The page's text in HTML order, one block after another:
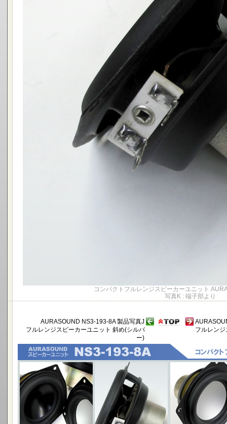
コンパクトフルレンジスピーカーユニット
写真K : 端子部より
AURASOUND NS3-193-8A 製品写真J
フルレンジスピーカーユニット 斜め(シルバ
ー)
フルレン